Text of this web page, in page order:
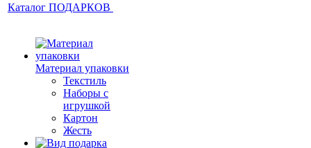
Каталог ПОДАРКОВ
Материал упаковки
Текстиль
Наборы с
игрушкой
Картон
Жесть